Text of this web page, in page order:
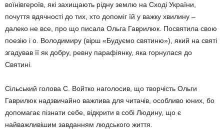
воїнівгероїв, які захищають рідну землю на Сході України,
почуття вдячності до тих, хто допоміг їй у важку хвилину –
далеко не все, про що писала Ольга Гаврилюк. Посвятила свою
поезію і о. Володимиру (вірш «Будуємо святиню»), який на святі
згадував її як добру, ревну парафіянку, яка горнулася до
Святині.
Сільський голова С. Войтко наголосив, що творчість Ольги
Гаврилюк надзвичайно важлива для читачів, особливо юних, бо
допомагає пізнати себе, відкрити в собі Людину, що є
найважливішим завданням людського життя.